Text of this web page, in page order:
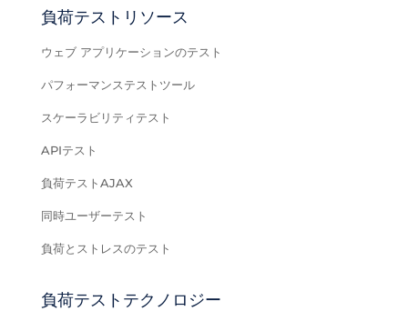
負荷テストリソース
ウェブ アプリケーションのテスト
パフォーマンステストツール
スケーラビリティテスト
APIテスト
負荷テストAJAX
同時ユーザーテスト
負荷とストレスのテスト
負荷テストテクノロジー